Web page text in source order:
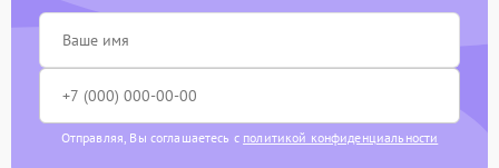
Отправляя, Вы соглашаетесь с политикой конфиденциальности